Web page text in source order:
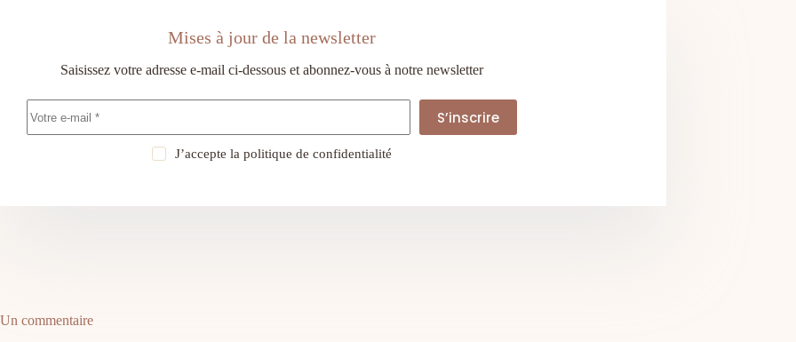
Mises à jour de la newsletter
Saisissez votre adresse e-mail ci-dessous et abonnez-vous à notre newsletter
S’inscrire
J’accepte la politique de confidentialité
Un commentaire